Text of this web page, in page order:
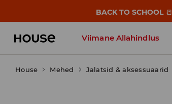
BACK TO SCHOOL 📒
Viimane Allahindlus
House Mehed Jalatsid & aksessuaarid